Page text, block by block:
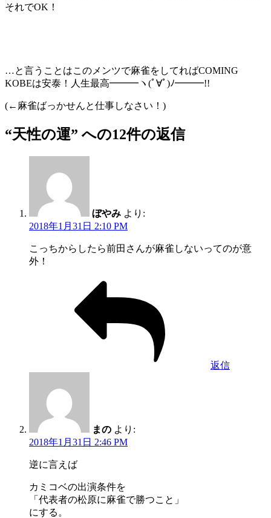
それでOK！
…と言うことはこのメンツで麻雀をしてればCOMING
KOBEは安泰！人生最高━━━ヽ(ﾟ∀ﾟ)ﾉ━━━!!
(←麻雀ばっかせんと仕事しなさい！)
“天性の運” への12件の返信
ぼやみ より:
2018年1月31日 2:10 PM
こっちからしたら前田さんが麻雀しないってのが意
外！
返信
まの より:
2018年1月31日 2:46 PM
逆に言えば
カミコベの出演条件を
「代表者の松原に麻雀で勝つこと」
にする。